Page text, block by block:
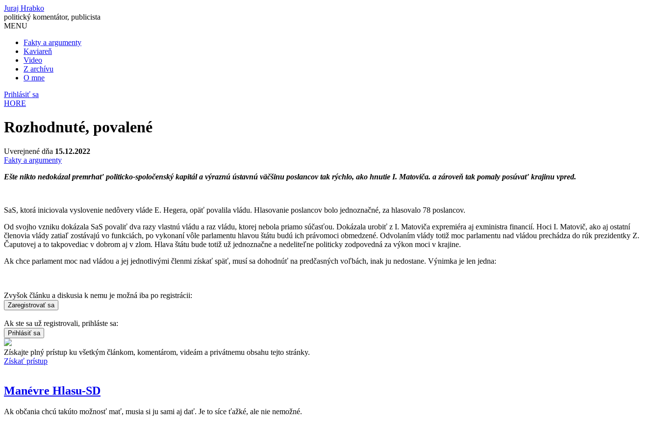
Juraj Hrabko
politický komentátor, publicista
MENU
Fakty a argumenty
Kaviareň
Video
Z archívu
O mne
Prihlásiť sa
HORE
Rozhodnuté, povalené
Uverejnené dňa 15.12.2022
Fakty a argumenty
Ešte nikto nedokázal premrhať politicko-spoločenský kapitál a výraznú ústavnú väčšinu poslancov tak rýchlo, ako hnutie I. Matoviča. a zároveň tak pomaly posúvať krajinu vpred.
SaS, ktorá iniciovala vyslovenie nedôvery vláde E. Hegera, opäť povalila vládu. Hlasovanie poslancov bolo jednoznačné, za hlasovalo 78 poslancov.
Od svojho vzniku dokázala SaS povaliť dva razy vlastnú vládu a raz vládu, ktorej nebola priamo súčasťou. Dokázala urobiť z I. Matoviča expremiéra aj exministra financií. Hoci I. Matovič, ako aj ostatní
členovia vlády zatiaľ zostávajú vo funkciách, po vykonaní vôle parlamentu hlavou štátu budú ich právomoci obmedzené. Odvolaním vlády totiž moc parlamentu nad vládou prechádza do rúk prezidentky Z.
Čaputovej a to takpovediac v dobrom aj v zlom. Hlava štátu bude totiž už jednoznačne a nedeliteľne politicky zodpovedná za výkon moci v krajine.
Ak chce parlament moc nad vládou a jej jednotlivými členmi získať späť, musí sa dohodnúť na predčasných voľbách, inak ju nedostane. Výnimka je len jedna:
Zvyšok článku a diskusia k nemu je možná iba po registrácii:
Ak ste sa už registrovali, prihláste sa:
Získajte plný prístup ku všetkým článkom, komentárom, videám a privátnemu obsahu tejto stránky.
Získať prístup
Manévre Hlasu-SD
Ak občania chcú takúto možnosť mať, musia si ju sami aj dať. Je to síce ťažké, ale nie nemožné.